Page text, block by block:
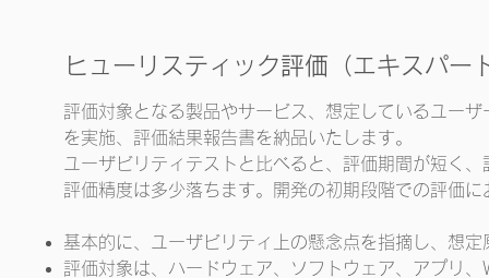
ヒューリスティック評価（エキスパー
評価対象となる製品やサービス、想定しているユー
を実施、評価結果報告書を納品いたします。
ユーザビリティテストと比べると、評価期間が短く
評価精度は多少落ちます。開発の初期段階での評価
基本的に、ユーザビリティ上の懸念点を指摘し、想
評価対象は、ハードウェア、ソフトウェア、アプリ